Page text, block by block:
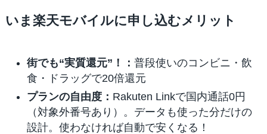
いま楽天モバイルに申し込むメリット
街でも“実質還元”！： 普段使いのコンビニ・飲
食・ドラッグで20倍還元
プランの自由度： Rakuten Linkで国内通話0円
（対象外番号あり）。データも使った分だけの
設計。使わなければ自動で安くなる！